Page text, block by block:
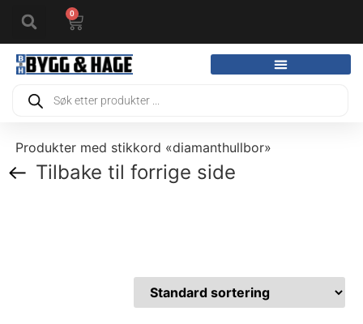
0
Produkter med stikkord «diamanthullbor»
Tilbake til forrige side